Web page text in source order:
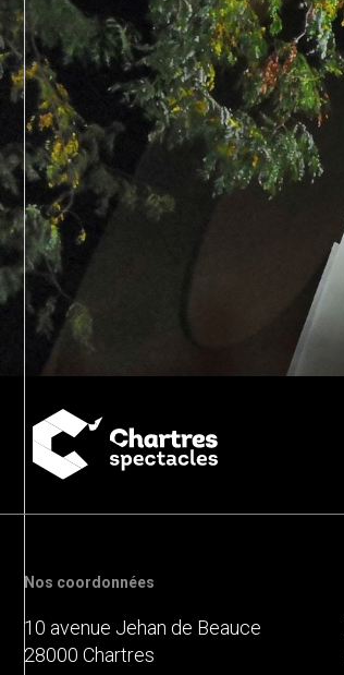
Nos coordonnées
10 avenue Jehan de Beauce
28000 Chartres